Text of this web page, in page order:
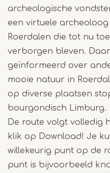
archeologische
een virtuele
Roerdalen die tot nu
verborgen bleven.
geïnformeerd over
mooie natuur in
op diverse plaatsen
bourgondisch Limburg.
De route volgt volledig
klik op Download! Je
willekeurig punt op de
punt is bijvoorbeeld